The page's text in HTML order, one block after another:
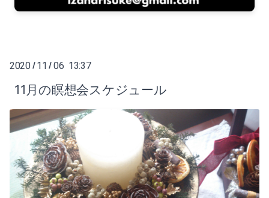
2020/ 11 / 06 13:37
11月の瞑想会スケジュール